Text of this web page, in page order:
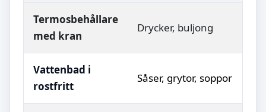
Termosbehållare
med kran
Drycker, buljong
Vattenbad i
rostfritt
Såser, grytor, soppor